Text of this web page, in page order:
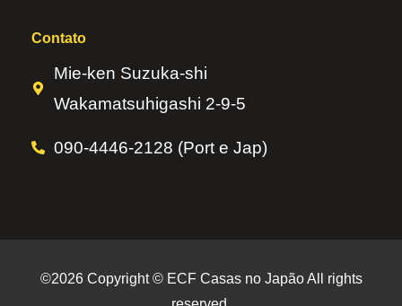
Contato
Mie-ken Suzuka-shi
Wakamatsuhigashi 2-9-5
090-4446-2128 (Port e Jap)
©2026 Copyright © ECF Casas no Japão All rights